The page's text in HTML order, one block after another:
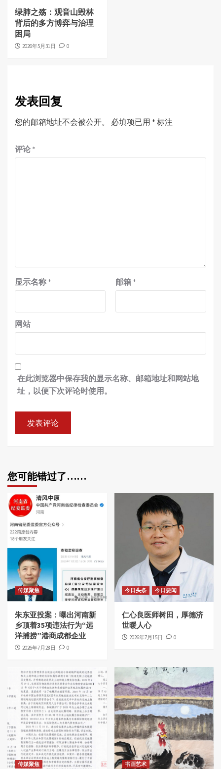
绿肺之殇：观音山毁林
背后的多方博弈与治理
困局
2026年5月31日 0
发表回复
您的邮箱地址不会被公开。 必填项已用 * 标注
评论 *
显示名称 * 邮箱 *
网站
在此浏览器中保存我的显示名称、邮箱地址和网站地
址，以便下次评论时使用。
您可能错过了……
传媒聚焦
朱东亚投案：曝出河南新
乡顶着35项违法行为“远
洋捕捞”港商成都企业
2026年7月28日 0
今日头条 今日要闻
仁心良医师树田，厚德济
世暖人心
2026年7月15日 0
传媒聚焦 书画艺术